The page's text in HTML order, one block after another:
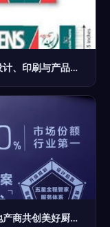
文化视角下的一站式专业设计服务 平面设计、印刷与产品摄影的融合力量
精装修时代供应商变革之道 老板电器与地产商共创美好厨房美好家